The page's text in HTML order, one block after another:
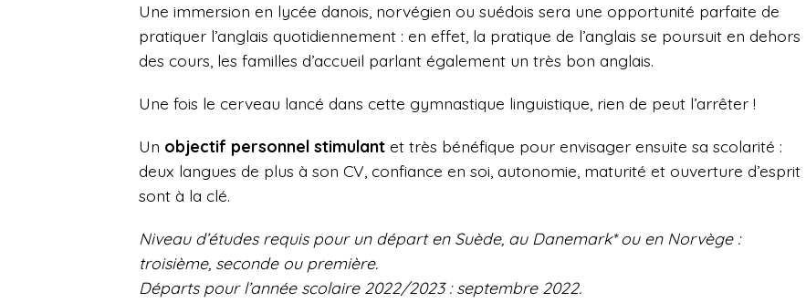
Une immersion en lycée danois, norvégien ou suédois sera une opportunité parfaite de
pratiquer l’anglais quotidiennement : en effet, la pratique de l’anglais se poursuit en dehors
des cours, les familles d’accueil parlant également un très bon anglais.
Une fois le cerveau lancé dans cette gymnastique linguistique, rien de peut l’arrêter !
Un objectif personnel stimulant et très bénéfique pour envisager ensuite sa scolarité :
deux langues de plus à son CV, confiance en soi, autonomie, maturité et ouverture d’esprit
sont à la clé.
Niveau d’études requis pour un départ en Suède, au Danemark* ou en Norvège :
troisième, seconde ou première.
Départs pour l’année scolaire 2022/2023 : septembre 2022.